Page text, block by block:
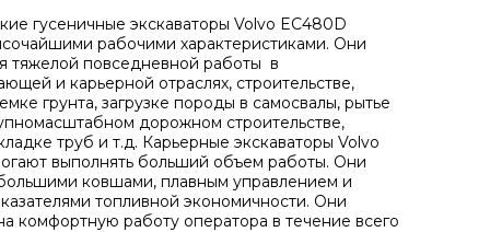
гусеничные экскаваторы Volvo EC480D
рабочими характеристиками. Они
тяжелой повседневной работы в
и карьерной отраслях, строительстве,
грунта, загрузке породы в самосвалы, рытье
дорожном строительстве,
труб и т.д. Карьерные экскаваторы Volvo
выполнять больший объем работы. Они
ковшами, плавным управлением и
топливной экономичности. Они
комфортную работу оператора в течение всего